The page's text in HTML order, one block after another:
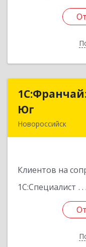
Юг
Новороссийск
Клиентов на
1С:Специалист